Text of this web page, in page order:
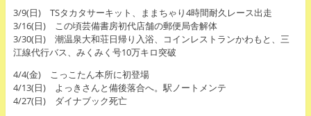
3/9(日) TSタカタサーキット、ままちゃり4時間耐久レース出走
3/16(日) この頃芸備書房初代店舗の郵便局舎解体
3/30(日) 潮温泉大和荘日帰り入浴、コインレストランかわもと、三
江線代行バス、みくみく号10万キロ突破
4/4(金) こっこたん本所に初登場
4/13(日) よっきさんと備後落合へ。駅ノートメンテ
4/27(日) ダイナブック死亡